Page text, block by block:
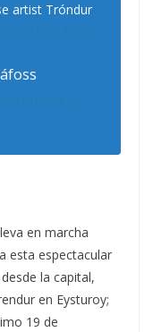
artist Tróndur
en marcha
esta espectacular
la capital,
en Eysturoy;
19 de